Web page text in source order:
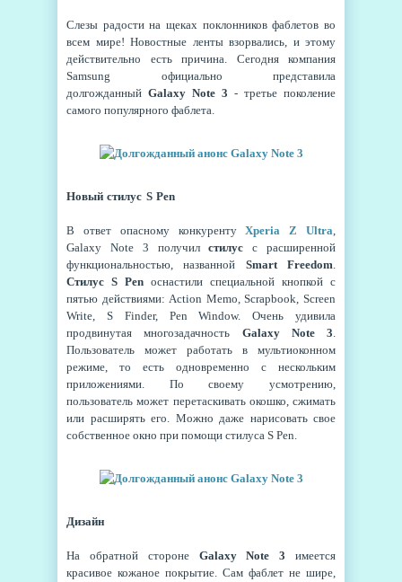
Слезы радости на щеках поклонников фаблетов во
всем мире! Новостные ленты взорвались, и этому
действительно есть причина. Сегодня компания
Samsung официально представила
долгожданный Galaxy Note 3 - третье поколение
самого популярного фаблета.
Новый стилус S Pen
В ответ опасному конкурентуXperia Z Ultra,
Galaxy Note 3 получилстилусс расширенной
функциональностью, названной Smart Freedom.
Стилус S Pen оснастили специальной кнопкой с
пятью действиями: Action Memo, Scrapbook, Screen
Write, S Finder, Pen Window. Очень удивила
продвинутая многозадачность Galaxy Note 3.
Пользователь может работать в мультиоконном
режиме, то есть одновременно с нескольким
приложениями. По своему усмотрению,
пользователь может перетаскивать окошко, сжимать
или расширять его. Можно даже нарисовать свое
собственное окно при помощи стилуса S Pen.
Дизайн
На обратной стороне Galaxy Note 3 имеется
красивое кожаное покрытие. Сам фаблет не шире,